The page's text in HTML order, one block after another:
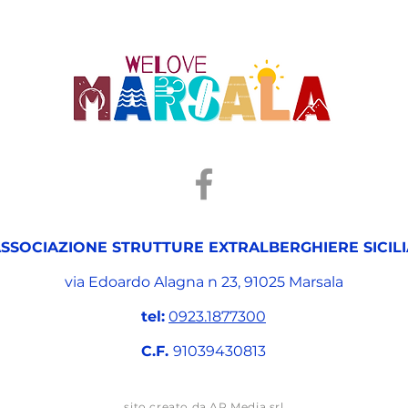
STRUTTURE EXTRALBERGHIERE
via Edoardo Alagna n 23, 91025 Marsala
tel: 0923.1877300
C.F. 91039430813